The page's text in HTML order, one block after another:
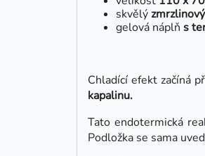
skvělý
gelová náplň s
Chladící efekt začíná
kapalinu.
Tato endotermická
Podložka se sama